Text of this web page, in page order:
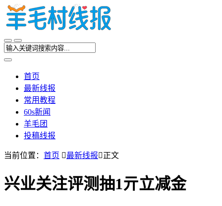
首页
最新线报
常用教程
60s新闻
羊毛团
投稿线报
当前位置： 首页 最新线报正文
兴业关注评测抽1亓立减金